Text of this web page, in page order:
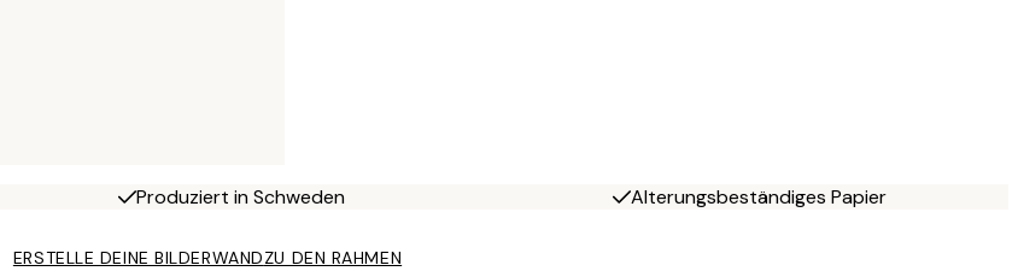
Produziert in Schweden Alterungsbeständiges Papier
ERSTELLE DEINE BILDERWANDZU DEN RAHMEN